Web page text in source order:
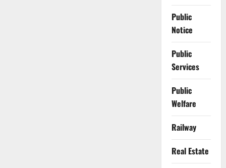
Public
Notice
Public
Services
Public
Welfare
Railway
Real Estate